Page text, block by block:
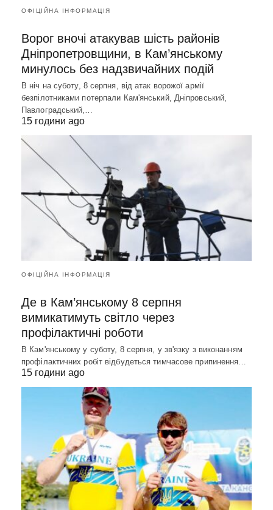
ОФІЦІЙНА ІНФОРМАЦІЯ
Ворог вночі атакував шість районів
Дніпропетровщини, в Кам’янському
минулось без надзвичайних подій
В ніч на суботу, 8 серпня, від атак ворожої армії
безпілотниками потерпали Кам'янський, Дніпровський,
Павлоградський,…
15 години ago
ОФІЦІЙНА ІНФОРМАЦІЯ
Де в Кам’янському 8 серпня
вимикатимуть світло через
профілактичні роботи
В Кам'янському у суботу, 8 серпня, у зв'язку з виконанням
профілактичних робіт відбудеться тимчасове припинення…
15 години ago